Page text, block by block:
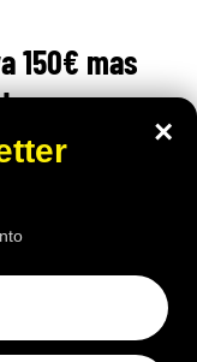
150€ mas
compara
atual de
consegue gerir
euros perante
×